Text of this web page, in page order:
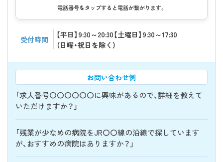
電話番号をタップすると電話が繋がります。
受付時間
【平日】9:30～20:30【土曜日】9:30～17:30
（日曜・祝日を除く）
お問い合わせ例
「求人番号〇〇〇〇〇〇に興味があるので、詳細を教えて
いただけますか？」
「残業が少なめの病院をJR〇〇線の沿線で探しています
が、おすすめの病院はありますか？」